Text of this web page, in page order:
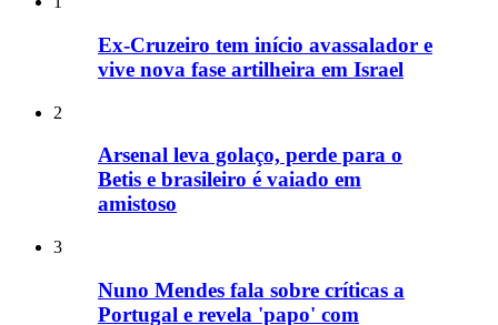
Ex-Cruzeiro tem início avassalador e
vive nova fase artilheira em Israel
2
Arsenal leva golaço, perde para o
Betis e brasileiro é vaiado em
amistoso
3
Nuno Mendes fala sobre críticas a
Portugal e revela 'papo' com